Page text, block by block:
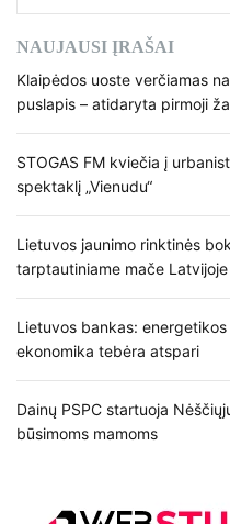
NAUJAUSI ĮRAŠAI
Klaipėdos uoste verčiamas
puslapis – atidaryta pirmoji
STOGAS FM kviečia į
spektaklį „Vienudu“
Lietuvos jaunimo rinktinės
tarptautiniame mače Latvijoje
Lietuvos bankas:
ekonomika tebėra atspari
Dainų PSPC startuoja
būsimoms mamoms